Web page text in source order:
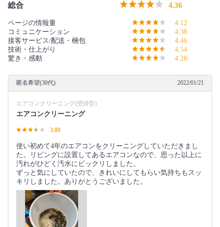
総合 4.36
ページの情報量
4.12
コミュニケーション
4.38
接客サービス/配送・梱包
4.46
技術・仕上がり
4.54
驚き・感動
4.28
匿名希望(30代) 2022/01/21
エアコンクリーニング(壁掛型)
エアコンクリーニング
3.80
使い初めて4年のエアコンをクリーニングしていただきまし
た。リビングに設置してあるエアコンなので、思った以上に
汚れがひどく汚水にビックリしました。
ずっと気にしていたので、きれいにしてもらい気持ちもスッ
キリしました。ありがとうございました。